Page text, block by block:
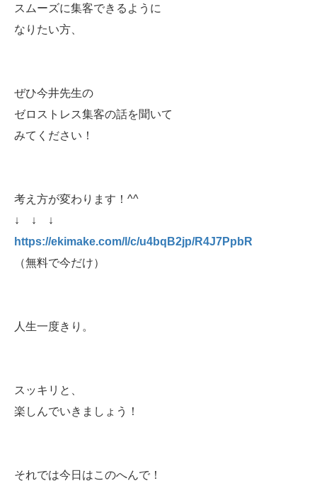
スムーズに集客できるように
なりたい方、
ぜひ今井先生の
ゼロストレス集客の話を聞いて
みてください！
考え方が変わります！^^
↓ ↓ ↓
https://ekimake.com/l/c/u4bqB2jp/R4J7PpbR
（無料で今だけ）
人生一度きり。
スッキリと、
楽しんでいきましょう！
それでは今日はこのへんで！